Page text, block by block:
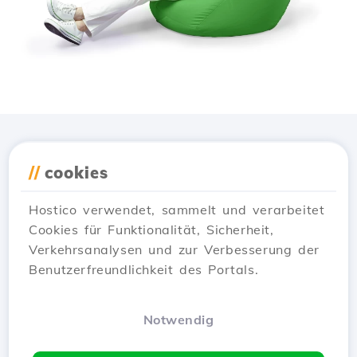
// cookies
Hostico verwendet, sammelt und verarbeitet
Cookies für Funktionalität, Sicherheit,
Verkehrsanalysen und zur Verbesserung der
Benutzerfreundlichkeit des Portals.
Notwendig